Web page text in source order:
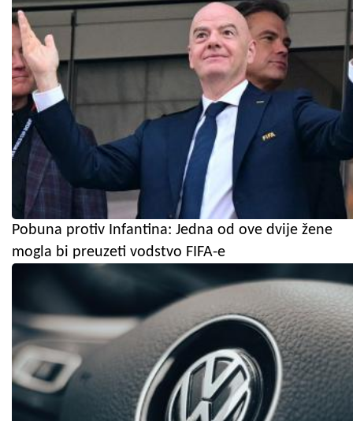
Pobuna protiv Infantina: Jedna od ove dvije žene
mogla bi preuzeti vodstvo FIFA-e